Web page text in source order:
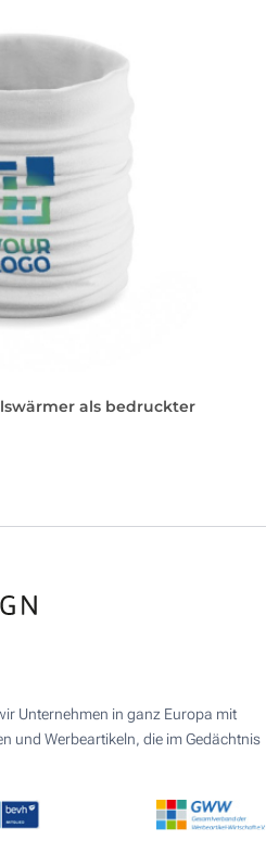
als bedruckter
Unternehmen in ganz Europa mit
und Werbeartikeln, die im Gedächtnis